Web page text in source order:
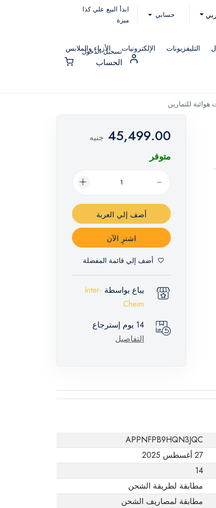
حسابي
ابدأ البيع علي كذا
ميزة
التليفزيونات الإلكترونيات الأزياء والملابس
تسجيل الدخول
الحساب
هوائية للتمارين
45,499.00 جنيه
متوفر
أضف إلي العربة
اشترِ الآن
أضف إلي قائمة المفضلة
يباع بواسطة Inter-
Cheim
14 يوم إسترجاع
التفاصيل
APPNFPB9HQN3JQC
27 أغسطس 2025
14
مطابقة لطريقة الشحن
مطابقة لمصاريف الشحن